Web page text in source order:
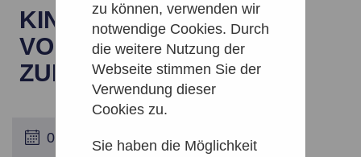
zu können, verwenden wir
notwendige Cookies. Durch
die weitere Nutzung der
Webseite stimmen Sie der
Verwendung dieser
Cookies zu.
Sie haben die Möglichkeit
KINO: WUNDERLAND –
VOM KINDHEITSTRAUM
ZUM WELTERFOLG